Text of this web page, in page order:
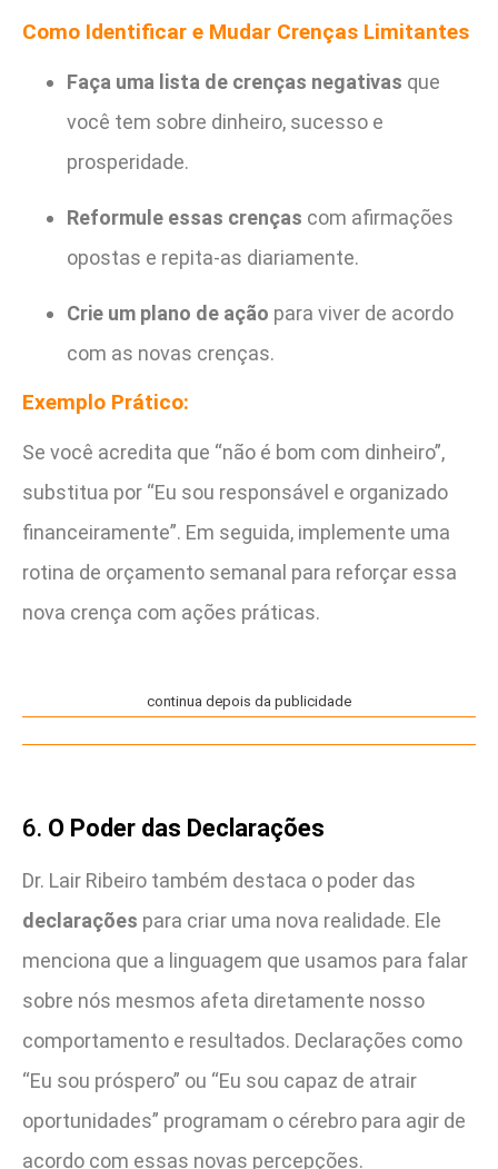
Como Identificar e Mudar Crenças Limitantes
Faça uma lista de crenças negativas que
você tem sobre dinheiro, sucesso e
prosperidade.
Reformule essas crenças com afirmações
opostas e repita-as diariamente.
Crie um plano de ação para viver de acordo
com as novas crenças.
Exemplo Prático:
Se você acredita que “não é bom com dinheiro”,
substitua por “Eu sou responsável e organizado
financeiramente”. Em seguida, implemente uma
rotina de orçamento semanal para reforçar essa
nova crença com ações práticas.
continua depois da publicidade
6. O Poder das Declarações
Dr. Lair Ribeiro também destaca o poder das
declarações para criar uma nova realidade. Ele
menciona que a linguagem que usamos para falar
sobre nós mesmos afeta diretamente nosso
comportamento e resultados. Declarações como
“Eu sou próspero” ou “Eu sou capaz de atrair
oportunidades” programam o cérebro para agir de
acordo com essas novas percepções.